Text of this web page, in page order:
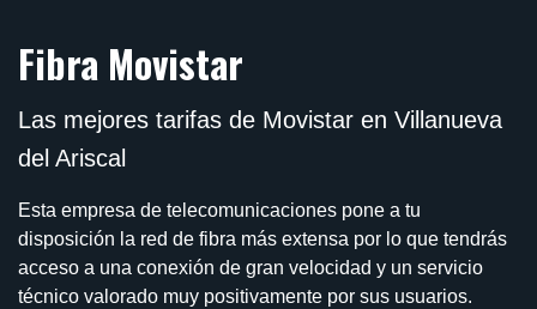
Fibra Movistar
Las mejores tarifas de Movistar en Villanueva
del Ariscal
Esta empresa de telecomunicaciones pone a tu
disposición la red de fibra más extensa por lo que tendrás
acceso a una conexión de gran velocidad y un servicio
técnico valorado muy positivamente por sus usuarios.